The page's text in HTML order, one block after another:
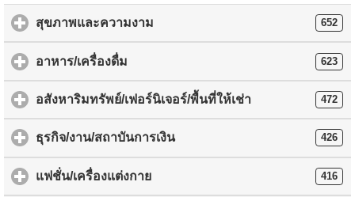
สุขภาพและความงาม 652
อาหาร/เครื่องดื่ม 623
อสังหาริมทรัพย์/เฟอร์นิเจอร์/พื้นที่ให้เช่า 472
ธุรกิจ/งาน/สถาบันการเงิน 426
แฟชั่น/เครื่องแต่งกาย 416